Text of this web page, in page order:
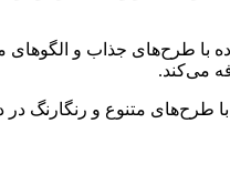
با طرح‌های جذاب و
می‌کند.
با طرح‌های متنوع و